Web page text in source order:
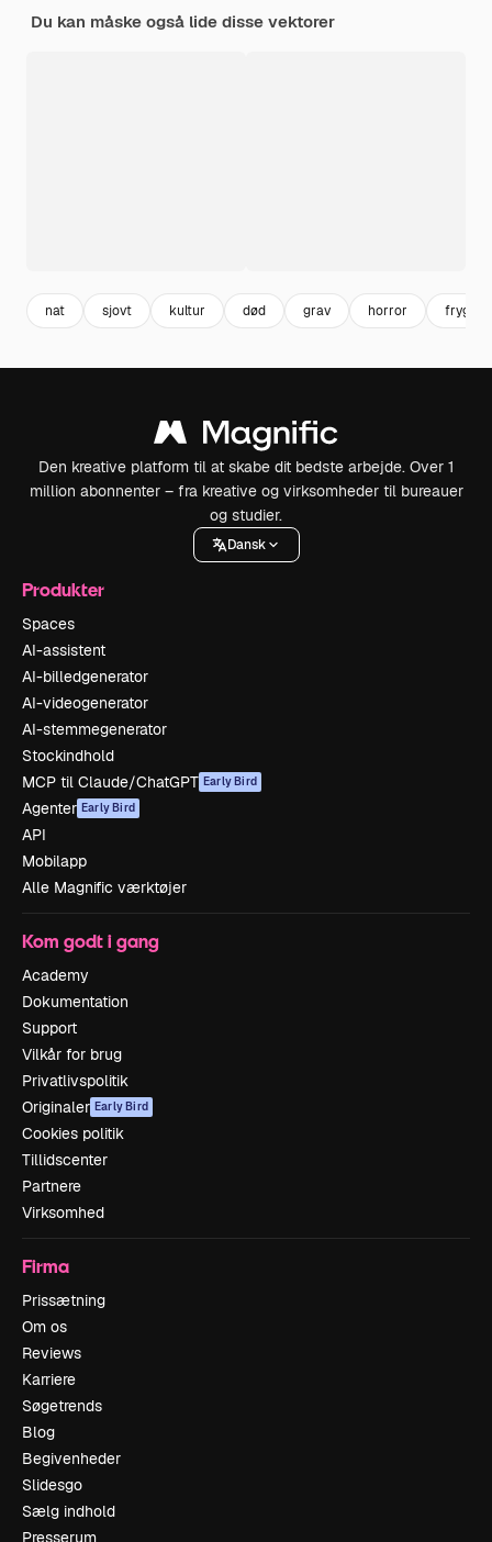
Du kan måske også lide disse vektorer
nat sjovt kultur død grav horror frygt
Den kreative platform til at skabe dit bedste arbejde. Over 1
million abonnenter – fra kreative og virksomheder til bureauer
og studier.
Dansk
Produkter
Spaces
AI-assistent
AI-billedgenerator
AI-videogenerator
AI-stemmegenerator
Stockindhold
MCP til Claude/ChatGPT Early Bird
Agenter Early Bird
API
Mobilapp
Alle Magnific værktøjer
Kom godt i gang
Academy
Dokumentation
Support
Vilkår for brug
Privatlivspolitik
Originaler Early Bird
Cookies politik
Tillidscenter
Partnere
Virksomhed
Firma
Prissætning
Om os
Reviews
Karriere
Søgetrends
Blog
Begivenheder
Slidesgo
Sælg indhold
Presserum